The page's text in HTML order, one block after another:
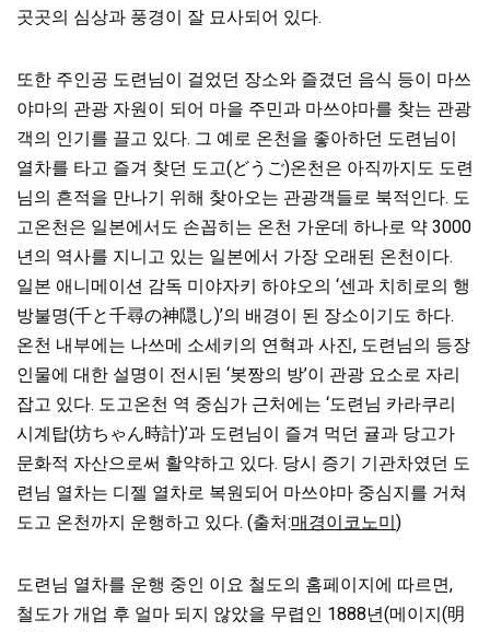
곳곳의 심상과 풍경이 잘 묘사되어 있다.
또한 주인공 도련님이 걸었던 장소와 즐겼던 음식 등이 마쓰
야마의 관광 자원이 되어 마을 주민과 마쓰야마를 찾는 관광
객의 인기를 끌고 있다. 그 예로 온천을 좋아하던 도련님이
열차를 타고 즐겨 찾던 도고(どうご)온천은 아직까지도 도련
님의 흔적을 만나기 위해 찾아오는 관광객들로 북적인다. 도
고온천은 일본에서도 손꼽히는 온천 가운데 하나로 약 3000
년의 역사를 지니고 있는 일본에서 가장 오래된 온천이다.
일본 애니메이션 감독 미야자키 하야오의 ‘센과 치히로의 행
방불명(千と千尋の神隠し)’의 배경이 된 장소이기도 하다.
온천 내부에는 나쓰메 소세키의 연혁과 사진, 도련님의 등장
인물에 대한 설명이 전시된 ‘봇짱의 방’이 관광 요소로 자리
잡고 있다. 도고온천 역 중심가 근처에는 ‘도련님 카라쿠리
시계탑(坊ちゃん時計)’과 도련님이 즐겨 먹던 귤과 당고가
문화적 자산으로써 활약하고 있다. 당시 증기 기관차였던 도
련님 열차는 디젤 열차로 복원되어 마쓰야마 중심지를 거쳐
도고 온천까지 운행하고 있다. (출처:매경이코노미)
도련님 열차를 운행 중인 이요 철도의 홈페이지에 따르면,
철도가 개업 후 얼마 되지 않았을 무렵인 1888년(메이지(明